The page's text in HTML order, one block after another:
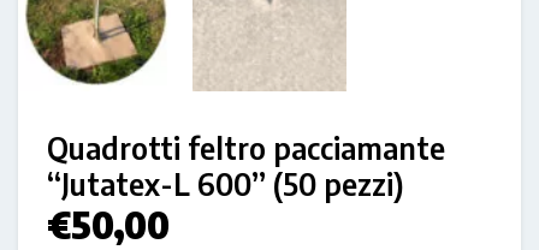
Quadrotti feltro pacciamante
“Jutatex-L 600” (50 pezzi)
€50,00